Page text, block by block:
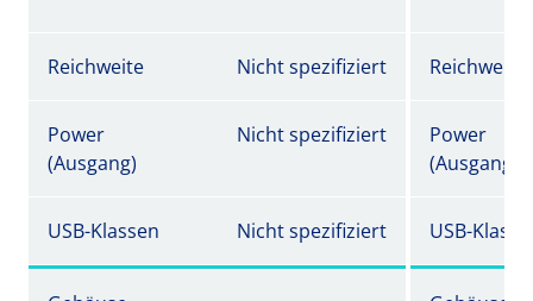
Reichweite Nicht spezifiziert Reichweite
Power
(Ausgang)
Nicht spezifiziert
Power
(Ausgang)
USB-Klassen Nicht spezifiziert USB-